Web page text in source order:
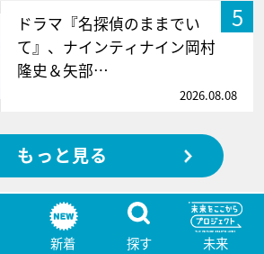
5
ドラマ『名探偵のままでい
て』、ナインティナイン岡村
隆史＆矢部…
2026.08.08
もっと見る
新着 探す 未来